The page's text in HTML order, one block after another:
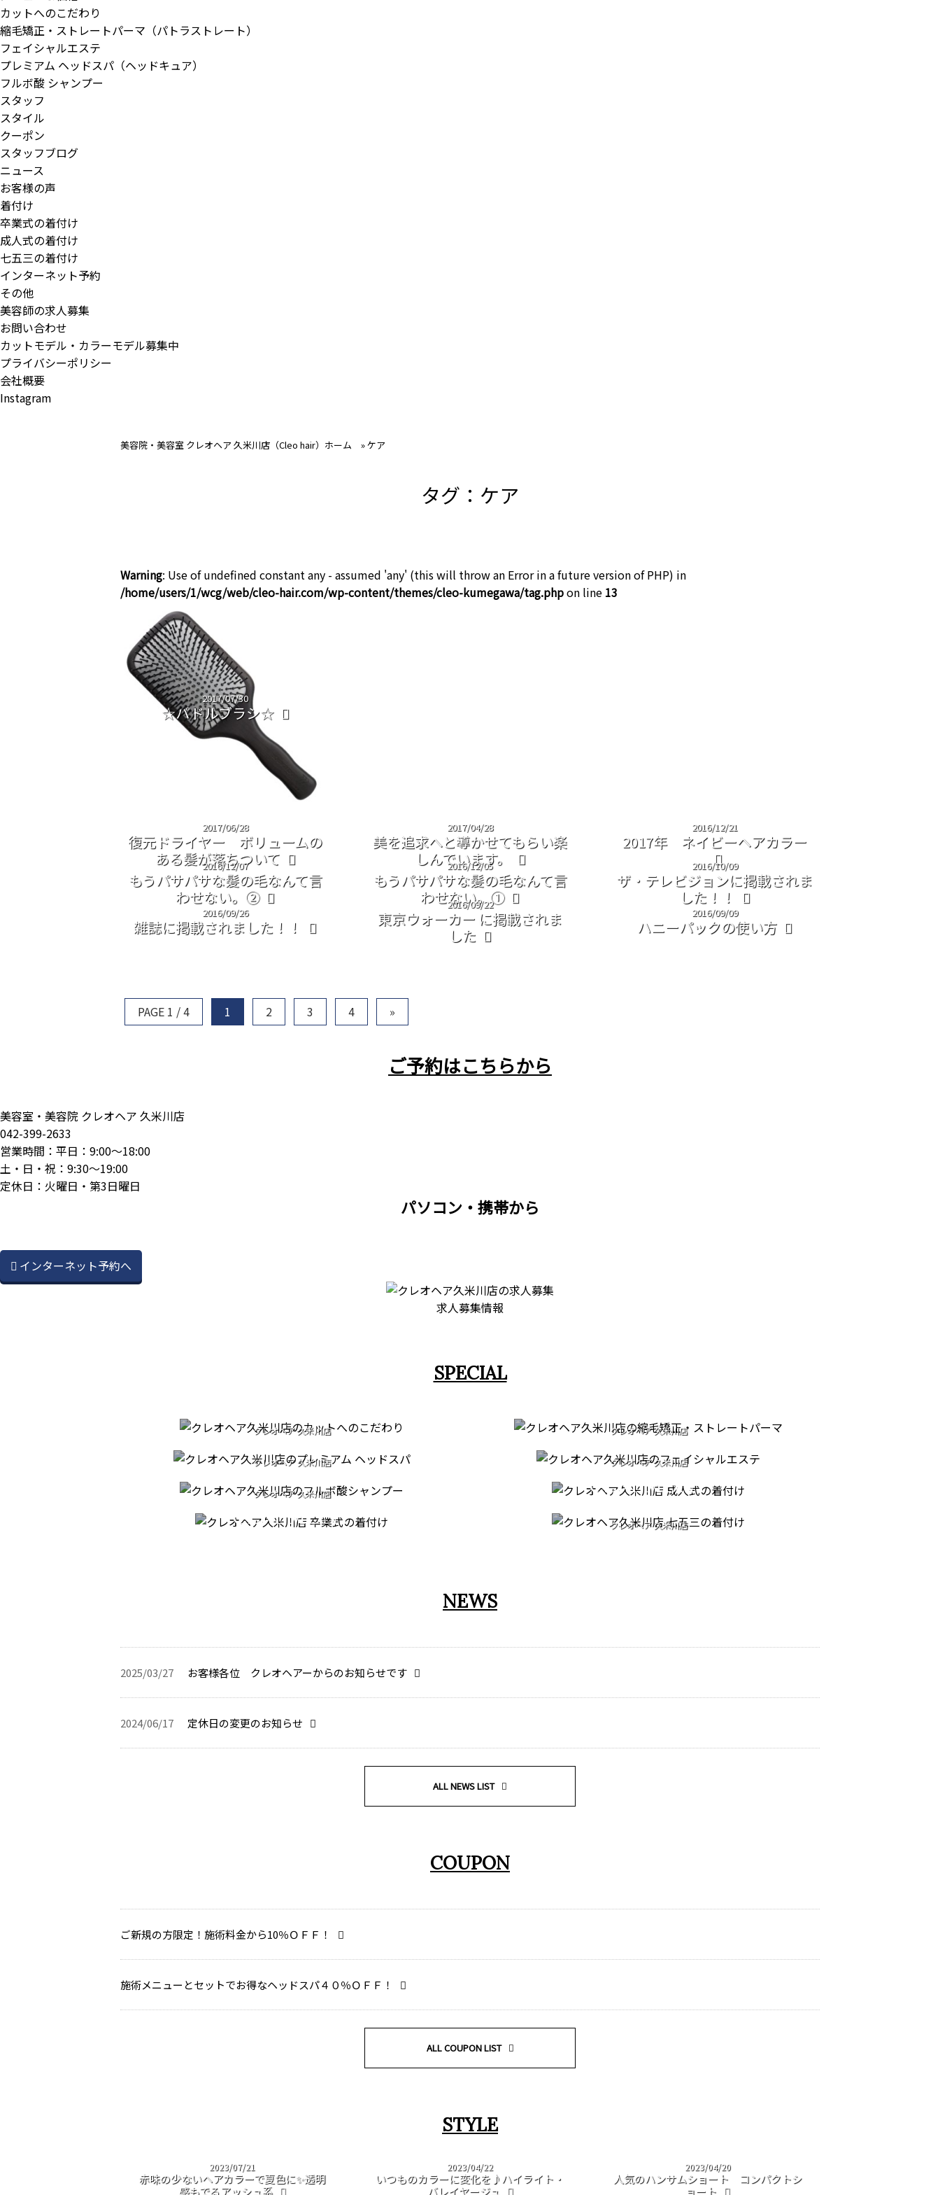
カットへのこだわり
縮毛矯正・ストレートパーマ（パトラストレート）
フェイシャルエステ
プレミアム ヘッドスパ（ヘッドキュア）
フルボ酸 シャンプー
スタッフ
スタイル
クーポン
スタッフブログ
ニュース
お客様の声
着付け
卒業式の着付け
成人式の着付け
七五三の着付け
インターネット予約
その他
美容師の求人募集
お問い合わせ
カットモデル・カラーモデル募集中
プライバシーポリシー
会社概要
Instagram
美容院・美容室 クレオヘア 久米川店（Cleo hair）ホーム »ケア
タグ：ケア
Warning: Use of undefined constant any - assumed 'any' (this will throw an Error in a future version of PHP) in
/home/users/1/wcg/web/cleo-hair.com/wp-content/themes/cleo-kumegawa/tag.phpon line 13
2017/07/30
☆パドルブラシ☆
2017/06/28
復元ドライヤー ボリュームの
ある髪が落ちついて
2017/04/28
美を追求へと導かせてもらい楽
しんでいます。
2016/12/21
2017年 ネイビーヘアカラー
2016/12/07
もうパサパサな髪の毛なんて言
わせない。②
2016/12/05
もうパサパサな髪の毛なんて言
わせない。①
2016/10/09
ザ・テレビジョンに掲載されま
した！！
2016/09/26
雑誌に掲載されました！！
2016/09/22
東京ウォーカー に掲載されま
した
2016/09/09
ハニーパックの使い方
PAGE 1 / 4 1 2 3 4 »
ご予約はこちらから
美容室・美容院 クレオヘア 久米川店
042-399-2633
営業時間：平日：9:00～18:00
土・日・祝：9:30～19:00
定休日：火曜日・第3日曜日
パソコン・携帯から
インターネット予約へ
求人募集情報
SPECIAL
クレオヘア 久米川店 クレオヘア 久米川店
PREMIUM HEAD SPA
クレオヘア 久米川店
FACIAL CARE
クレオヘア 久米川店
PATORA SERIES
クレオヘア 久米川店
COMING OF AGE
CEREMONY
成人式の着付け
GRADUATION
CEREMONY 753
クレオヘア 久米川店
NEWS
2025/03/27 お客様各位 クレオヘアーからのお知らせです
2024/06/17 定休日の変更のお知らせ
ALL NEWS LIST
COUPON
ご新規の方限定！施術料金から10％ＯＦＦ！
施術メニューとセットでお得なヘッドスパ４０％ＯＦＦ！
ALL COUPON LIST
STYLE
2023/07/21
赤味の少ないヘアカラーで夏色に✨透明
感もでるアッシュ系
2023/04/22
いつものカラーに変化を♪ハイライト・
バレイヤージュ
2023/04/20
人気のハンサムショート コンパクトシ
ョート